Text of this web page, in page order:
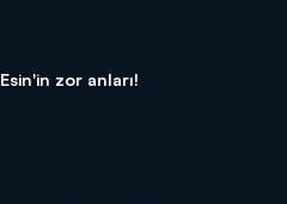
Esin'in zor anları!